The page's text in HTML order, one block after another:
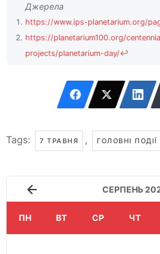
https://www.ips-planetarium.org/
https://planetarium100.org/
projects/planetarium-day/↩
http://
Tags: 7 ТРАВНЯ , ГОЛОВНІ ПОДІЇ
СЕРПЕНЬ
ПН ВТ СР ЧТ